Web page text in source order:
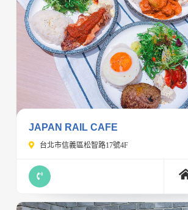
JAPAN RAIL CAFE
台北市信義區松智路17號4F